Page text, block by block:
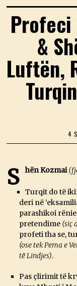
Profeci
&
Luftën,
4
S hën Kozmai
Turqit do të
deri në
parashikoi
pretendime (siç
profeti tha se,
(ose tek Pema e
të Lindjes).
Pas çlirimit të